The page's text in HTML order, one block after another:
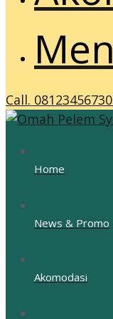
Call.
Home
News & Promo
Akomodasi